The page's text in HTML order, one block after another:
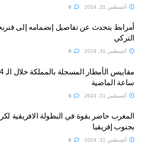
أغسطس 31, 2024
أمرابط يتحدث عن تفاصيل إنضمامه إلى
التركي
أغسطس 31, 2024
مقاييس
ساعة الماضية
أغسطس 31, 2024
المغرب حاضر بقوة في البطولة الافريقية
بجنوب إفريقيا
أغسطس 31, 2024